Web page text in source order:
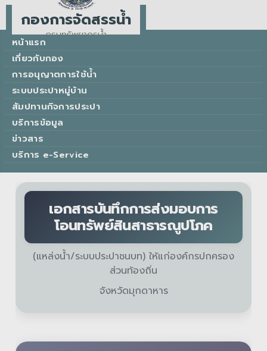
กองการจัดสรรน้ำ
กรมทรัพยากรน้ำ
Water Allocation Division
หน้าแรก
เกี่ยวกับกอง
การอนุญาตการใช้น้ำ
ระบบประปาหมู่บ้าน
สัมปทานกิจการประปา
บริการข้อมูล
ข่าวสาร
บริการ e-Service
เอกสารบันทึกการส่งมอบการ
โอนทรัพย์สินสาธารณูปโภค
(แหล่งน้ำ/ระบบประปาชนบท) ให้แก่องค์กรปกครอง
ส่วนท้องถิ่น
จังหวัดมุกดาหาร